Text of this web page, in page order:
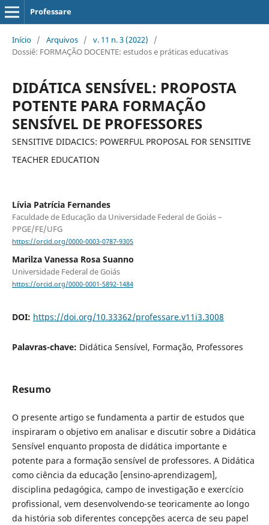
Professare
Início / Arquivos / v. 11 n. 3 (2022)
/
Dossiê: FORMAÇÃO DOCENTE: estudos e práticas educativas
DIDÁTICA SENSÍVEL: PROPOSTA
POTENTE PARA FORMAÇÃO
SENSÍVEL DE PROFESSORES
SENSITIVE DIDACICS: POWERFUL PROPOSAL FOR SENSITIVE
TEACHER EDUCATION
Lívia Patrícia Fernandes
Faculdade de Educação da Universidade Federal de Goiás –
PPGE/FE/UFG
https://orcid.org/0000-0003-0787-9305
Marilza Vanessa Rosa Suanno
Universidade Federal de Goiás
https://orcid.org/0000-0001-5892-1484
DOI: https://doi.org/10.33362/professare.v11i3.3008
Palavras-chave: Didática Sensível, Formação, Professores
Resumo
O presente artigo se fundamenta a partir de estudos que
inspiraram o objetivo em analisar e discutir sobre a Didática
Sensível enquanto proposta de didática importante e
potente para a formação sensível de professores. A Didática
como ciência da educação [ensino-aprendizagem],
disciplina pedagógica, campo de investigação e exercício
profissional, vem desenvolvendo-se teoricamente ao longo
da história sob diferentes concepções acerca de seu papel